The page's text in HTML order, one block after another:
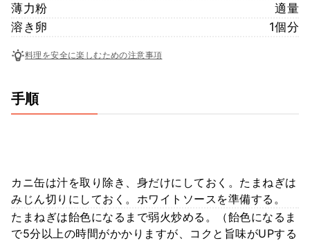
薄力粉
適量
溶き卵
1個分
料理を安全に楽しむための注意事項
手順
カニ缶は汁を取り除き、身だけにしておく。たまねぎは
みじん切りにしておく。ホワイトソースを準備する。
たまねぎは飴色になるまで弱火炒める。（飴色になるま
で5分以上の時間がかかりますが、コクと旨味がUPする